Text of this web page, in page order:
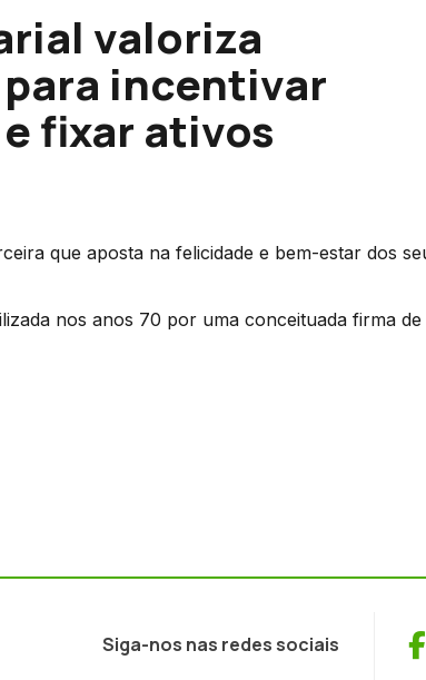
valoriza
incentivar
fixar ativos
que aposta na felicidade e bem-estar dos
nos anos 70 por uma conceituada firma
Siga-nos nas redes sociais